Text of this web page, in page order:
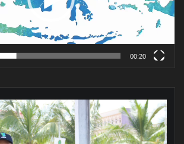
00:20